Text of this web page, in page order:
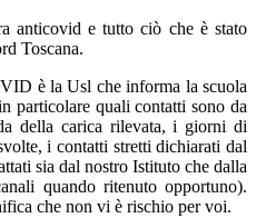
anticovid e tutto ciò che è stato
Toscana.
è la Usl che informa la scuola
particolare quali contatti sono da
della carica rilevata, i giorni di
i contatti stretti dichiarati dal
sia dal nostro Istituto che dalla
quando ritenuto opportuno).
che non vi è rischio per voi.